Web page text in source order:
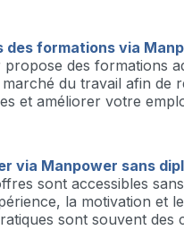
des formations via
des formations
du travail afin de
et améliorer votre
via Manpower sans
sont accessibles
la motivation et
sont souvent des